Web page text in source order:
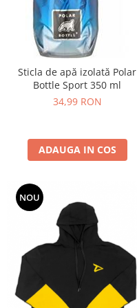
Vitamine bărbați / femei
Îngrijire personală
Insulated
JNX Sports
Kaged
Kevin Levrone
Muscle Meds
Muscletech
Mutant
Neocell
Nordic Naturals
NOW Foods
Nutrend
Nutrex
Olimp Sport Nutrition
Optimum Nutrition
Sticla de apă izolată Polar
Bottle Sport 350 ml
34,99 RON
ADAUGA IN COS
NOU